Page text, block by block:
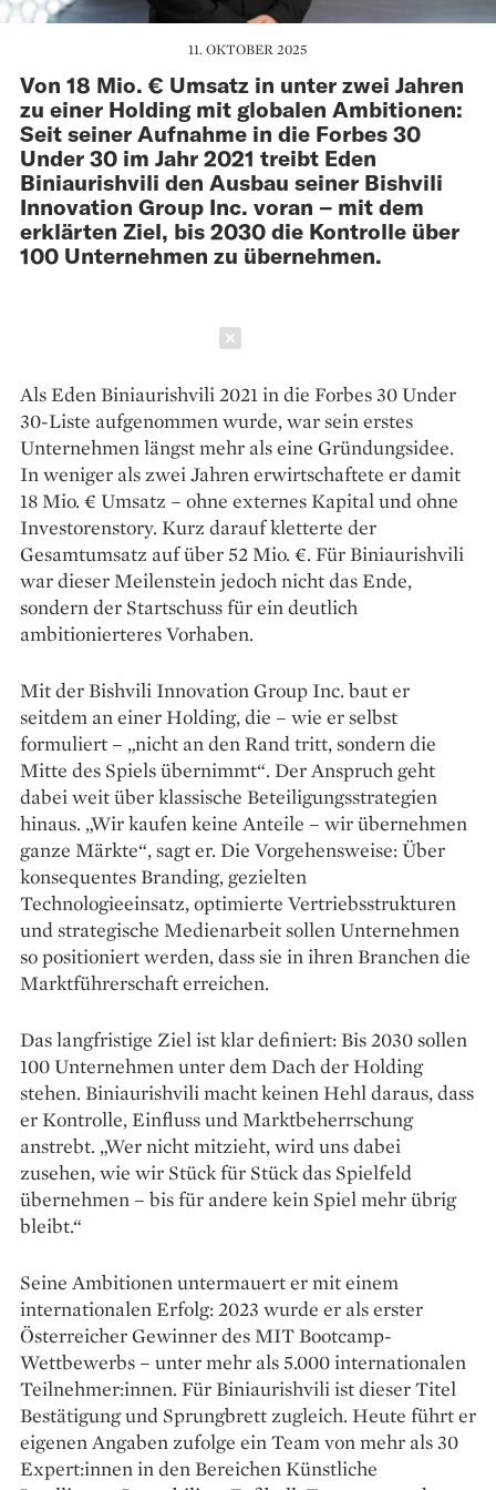
11. OKTOBER 2025
Von 18 Mio. € Umsatz in unter zwei Jahren
zu einer Holding mit globalen Ambitionen:
Seit seiner Aufnahme in die Forbes 30
Under 30 im Jahr 2021 treibt Eden
Biniaurishvili den Ausbau seiner Bishvili
Innovation Group Inc. voran – mit dem
erklärten Ziel, bis 2030 die Kontrolle über
100 Unternehmen zu übernehmen.
Als Eden Biniaurishvili 2021 in die Forbes 30 Under
30-Liste aufgenommen wurde, war sein erstes
Unternehmen längst mehr als eine Gründungsidee.
In weniger als zwei Jahren erwirtschaftete er damit
18 Mio. € Umsatz – ohne externes Kapital und ohne
Investorenstory. Kurz darauf kletterte der
Gesamtumsatz auf über 52 Mio. €. Für Biniaurishvili
war dieser Meilenstein jedoch nicht das Ende,
sondern der Startschuss für ein deutlich
ambitionierteres Vorhaben.
Mit der Bishvili Innovation Group Inc. baut er
seitdem an einer Holding, die – wie er selbst
formuliert – „nicht an den Rand tritt, sondern die
Mitte des Spiels übernimmt“. Der Anspruch geht
dabei weit über klassische Beteiligungsstrategien
hinaus. „Wir kaufen keine Anteile – wir übernehmen
ganze Märkte“, sagt er. Die Vorgehensweise: Über
konsequentes Branding, gezielten
Technologieeinsatz, optimierte Vertriebsstrukturen
und strategische Medienarbeit sollen Unternehmen
so positioniert werden, dass sie in ihren Branchen die
Marktführerschaft erreichen.
Das langfristige Ziel ist klar definiert: Bis 2030 sollen
100 Unternehmen unter dem Dach der Holding
stehen. Biniaurishvili macht keinen Hehl daraus, dass
er Kontrolle, Einfluss und Marktbeherrschung
anstrebt. „Wer nicht mitzieht, wird uns dabei
zusehen, wie wir Stück für Stück das Spielfeld
übernehmen – bis für andere kein Spiel mehr übrig
bleibt.“
Seine Ambitionen untermauert er mit einem
internationalen Erfolg: 2023 wurde er als erster
Österreicher Gewinner des MIT Bootcamp-
Wettbewerbs – unter mehr als 5.000 internationalen
Teilnehmer:innen. Für Biniaurishvili ist dieser Titel
Bestätigung und Sprungbrett zugleich. Heute führt er
eigenen Angaben zufolge ein Team von mehr als 30
Expert:innen in den Bereichen Künstliche